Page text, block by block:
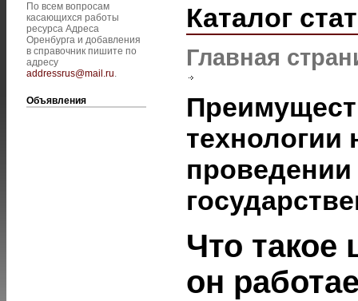
По всем вопросам
касающихся работы
ресурса Адреса
Оренбурга и добавления
в справочник пишите по
адресу
addressrus@mail.ru.
Объявления
Каталог
Главная
технологии
Что такое
он